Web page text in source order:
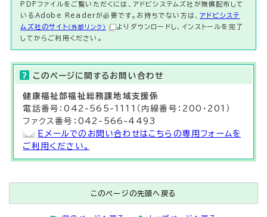
PDFファイルをご覧いただくには、アドビシステムズ社が無償配布して
いるAdobe Readerが必要です。お持ちでない方は、アドビシステ
ムズ社のサイト （外部リンク）
よりダウンロードし、インストールを完了
してからご利用ください。
このページに関する お問い合わせ
健康福祉部福祉総務課地域支援係
電話番号：042-565-1111（内線番号：200・201）
ファクス番号：042-566-4493
Eメールでのお問い合わせはこちらの専用フォームを
ご利用ください。
このページの先頭へ戻る